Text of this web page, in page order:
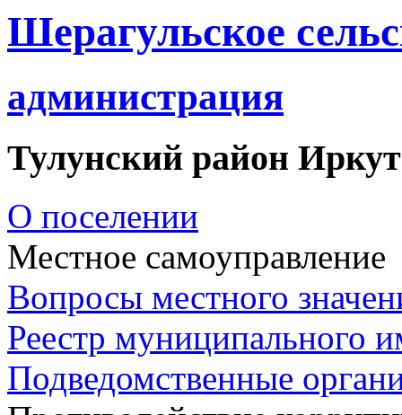
Шерагульское
администрация
Тулунский район
О поселении
Местное самоуправление
Вопросы местного
Реестр муниципального
Подведомственные